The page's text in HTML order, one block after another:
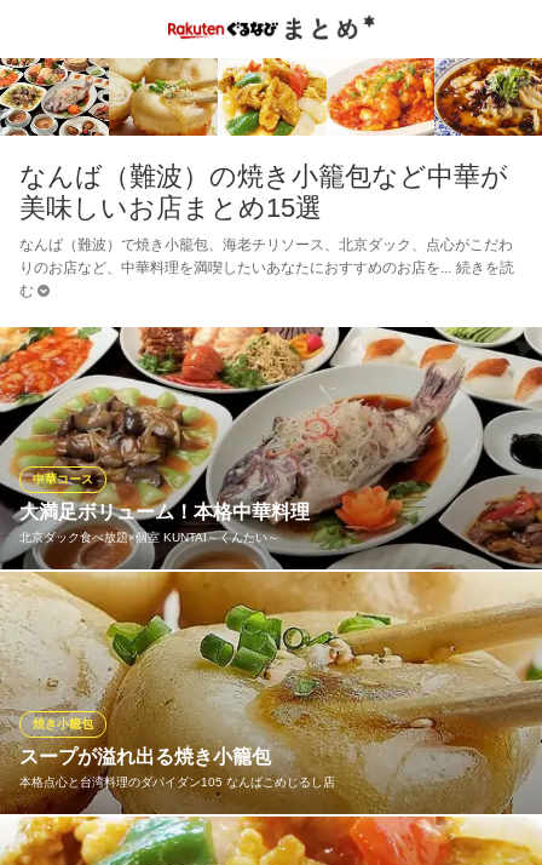
なんば（難波）の焼き小籠包など中華が
美味しいお店まとめ15選
なんば（難波）で焼き小籠包、海老チリソース、北京ダック、点心がこだわ
りのお店など、中華料理を満喫したいあなたにおすすめのお店を
続きを読
む
大満足ボリューム！本格中華料理
北京ダック食べ放題×個室 KUNTAI～くんたい～
中華コース
魚料理や肉料理を、それぞれお好みで選べるリーズナブルなコー
スや、伊勢海老・アワビといった、贅沢素材を使ったコースな
ど、4種類の宴会コースをご用意！会社のご宴会、女子会、接待や
お誕生日会など、シーンに合わせてお選びください。宴会コース
は当日のご予約もOKです♪本格中華料理を、思う存分お楽しみく
ださい！
北京ダック食べ放題×個室 KUNTAI～くんたい～
中華・広東料理・個室
大阪メトロ御堂筋線なんば駅 徒歩10分
スープが溢れ出る焼き小籠包
本格点心と台湾料理のダパイダン105 なんばこめじるし店
焼き小籠包
中国から国家資格を保有する一級点心師を招き、皮から餡まで全